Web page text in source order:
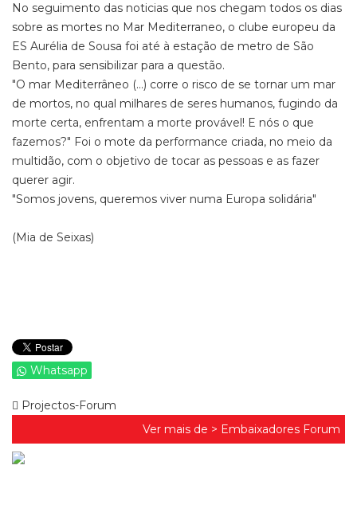
No seguimento das noticias que nos chegam todos os dias
sobre as mortes no Mar Mediterraneo, o clube europeu da
ES Aurélia de Sousa foi até à estação de metro de São
Bento, para sensibilizar para a questão.
"O mar Mediterrâneo (...) corre o risco de se tornar um mar
de mortos, no qual milhares de seres humanos, fugindo da
morte certa, enfrentam a morte provável! E nós o que
fazemos?" Foi o mote da performance criada, no meio da
multidão, com o objetivo de tocar as pessoas e as fazer
querer agir.
"Somos jovens, queremos viver numa Europa solidária"
(Mia de Seixas)
Whatsapp
Projectos-Forum
Ver mais de > Embaixadores Forum